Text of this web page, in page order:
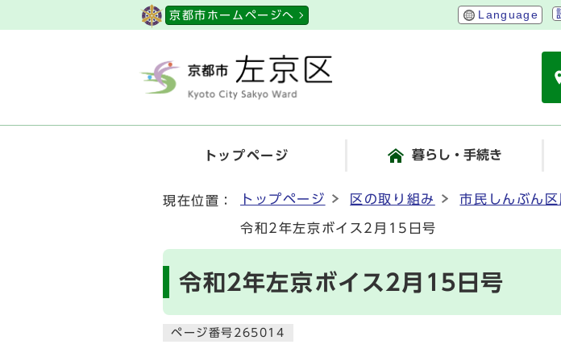
京都市ホームページへ Language
トップページ 暮らし・手続き
現在位置： トップページ 区の取り組み 市民しんぶん区
令和2年左京ボイス2月15日号
令和2年左京ボイス2月15日号
ページ番号265014